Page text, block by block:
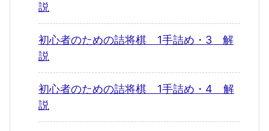
説
初心者のための詰将棋 1手詰め・3 解
説
初心者のための詰将棋 1手詰め・4 解
説